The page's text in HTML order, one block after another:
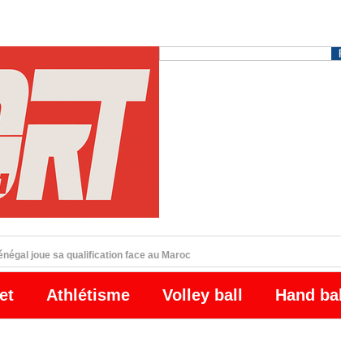
joue sa qualification face au Maroc
Athlétisme Volley ball Hand